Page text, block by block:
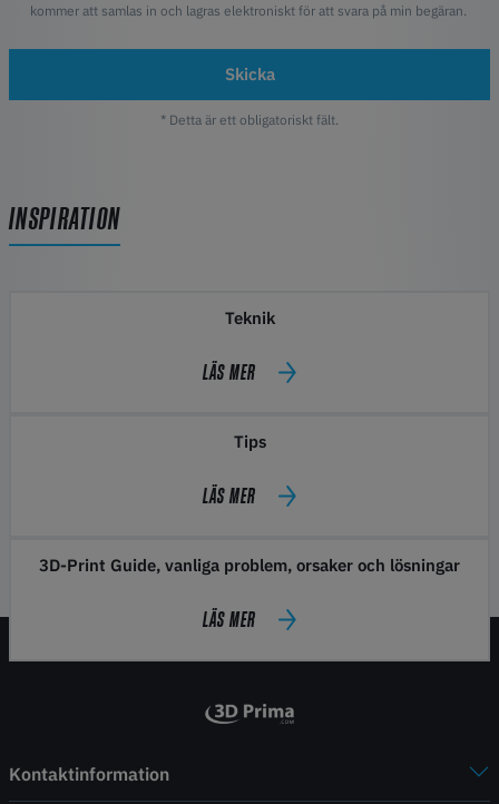
kommer att samlas in och lagras elektroniskt för att svara på min begäran.
Skicka
* Detta är ett obligatoriskt fält.
INSPIRATION
Teknik
LÄS MER
Tips
LÄS MER
3D-Print Guide, vanliga problem, orsaker och lösningar
LÄS MER
Kontaktinformation